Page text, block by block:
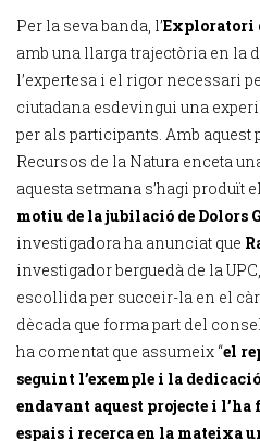
Per la seva banda, l’Exploratori
amb una llarga trajectòria en la
l’expertesa i el rigor necessari
ciutadana esdevingui una
per als participants. Amb aquest
Recursos de la Natura enceta
aquesta setmana s’hagi produït el
motiu de la jubilació de Dolors
investigadora ha anunciat que
investigador berguedà de la
escollida per succeir-la en el
dècada que forma part del
ha comentat que assumeix “el
seguint l’exemple i la
endavant aquest projecte i
espais i recerca en la mateixa